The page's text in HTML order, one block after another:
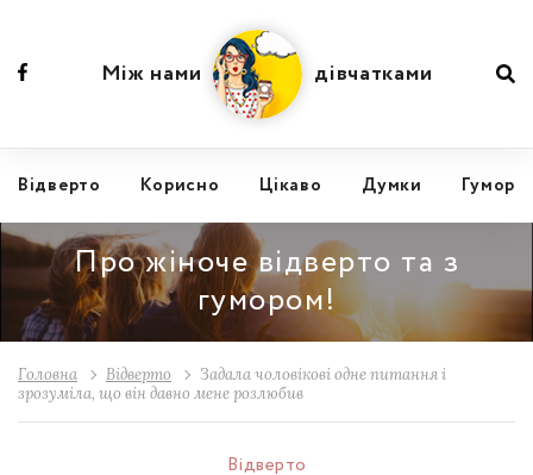
Відвертo Корисно Цікаво Думки Гумор
Між нами дівчатками
Про жіноче відверто та з
гумором!
Головна Відвертo
Задала чоловікові одне питання і
зрозуміла, що він давно мене розлюбив
Відвертo